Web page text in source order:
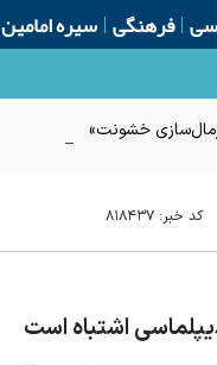
فرهنگی سیره امامین
خشونت»
کد خبر: ۸۱۸۴۳۷
اشتباه است